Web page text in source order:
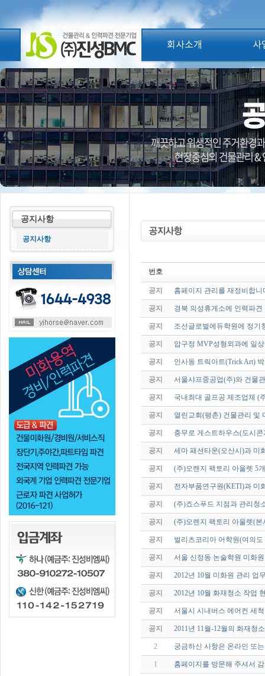
회사소개 사
공지사항
공지사항
번호
공지 홈페이지 관리를 재정비합니
공지 경북 의성휴게소에 인력파
공지 조선글로벌에듀학원에 정기
공지 압구정 MVP성형외과에 일
공지 인사동 트릭아트(Trick Art)
공지 서울샤프중공업(주)와 건물
공지 국내최대 골프공 제조업체 (
공지 열린교회(평촌) 건물관리 및
공지 충무로 게스트하우스(도시
공지 세마 패션타운(오산시)과 미
공지 (주)오렌지 팩토리 아울렛 5
공지 전자부품연구원(KETI)과 미
공지 (주)죠스푸드 지점과 관리청
공지 (주)오렌지 팩토리 아울렛(
공지 벌리츠코리아 어학원(여의
공지 서울 신정동 논술학원 미화
공지 2012년 10월 미화원 관리 업
공지 2012년 10월 화재청소 작업
공지 서울시 시내버스 에어컨 세
공지 2011년 11월-12월의 화재청
2 궁금하신 사항은 온라인 또
1 홈페이지를 방문해 주셔서